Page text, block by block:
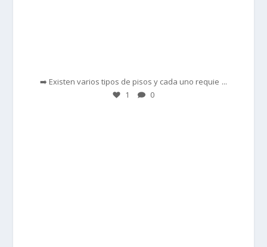
➡️ Existen varios tipos de pisos y cada uno requie ...
1 0